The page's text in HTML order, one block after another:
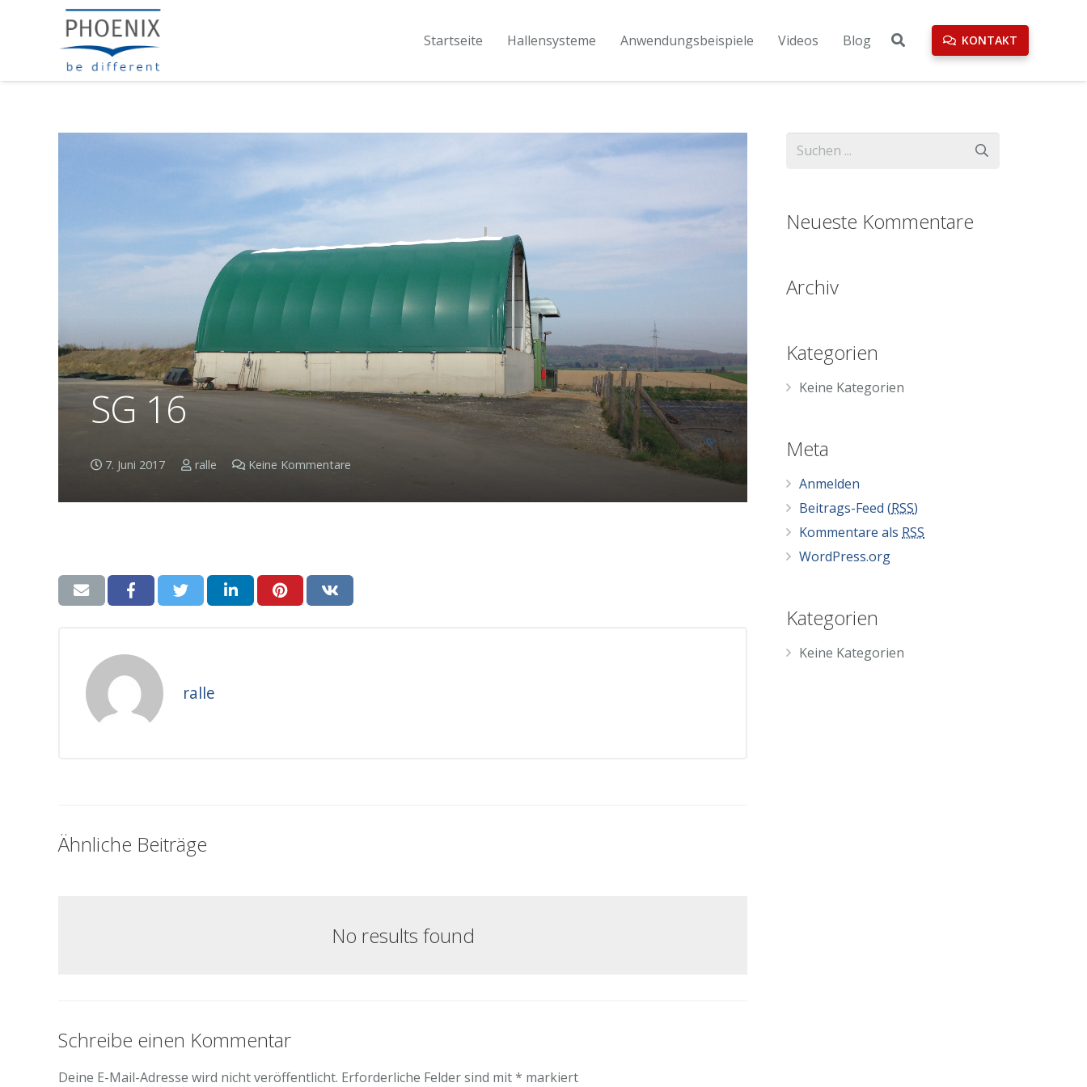
Startseite Hallensysteme Anwendungsbeispiele Videos Blog KONTAKT
SG 16
7. Juni 2017 ralle Keine Kommentare
ralle
Ähnliche Beiträge
No results found
Schreibe einen Kommentar
Deine E-Mail-Adresse wird nicht veröffentlicht. Erforderliche Felder sind mit* markiert
Neueste Kommentare
Archiv
Kategorien
Keine Kategorien
Meta
Anmelden
Beitrags-Feed (RSS)
Kommentare als RSS
WordPress.org
Kategorien
Keine Kategorien